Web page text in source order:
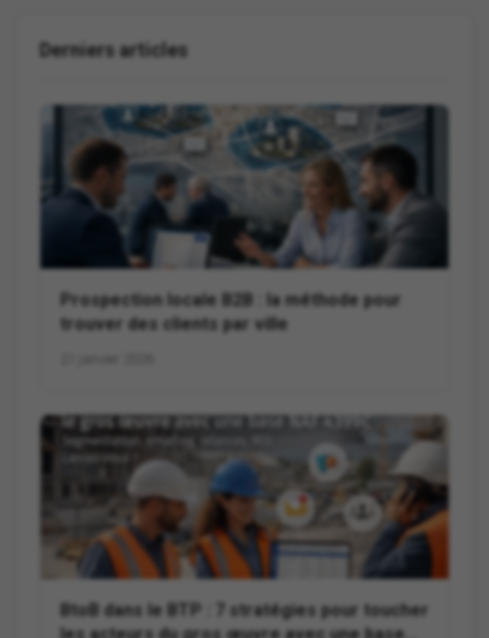
Derniers articles
Prospection locale B2B : la méthode pour
trouver des clients par ville
BtoB dans le BTP : 7 stratégies pour toucher
les acteurs du gros œuvre avec une base